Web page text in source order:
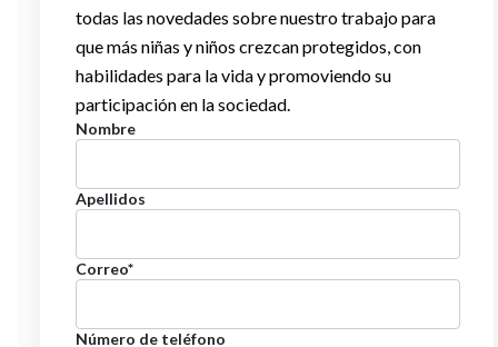
todas las novedades sobre nuestro trabajo para
que más niñas y niños crezcan protegidos, con
habilidades para la vida y promoviendo su
participación en la sociedad.
Nombre
Apellidos
Correo*
Número de teléfono